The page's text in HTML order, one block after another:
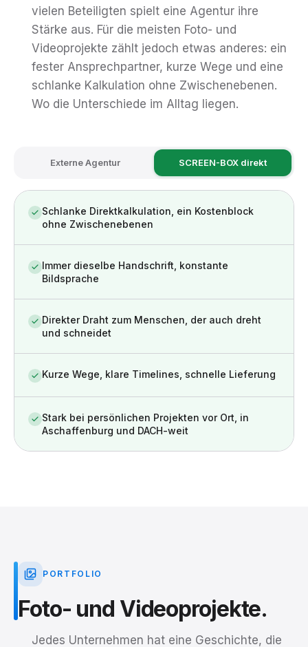
vielen Beteiligten spielt eine Agentur ihre
Stärke aus. Für die meisten Foto- und
Videoprojekte zählt jedoch etwas anderes: ein
fester Ansprechpartner, kurze Wege und eine
schlanke Kalkulation ohne Zwischenebenen.
Wo die Unterschiede im Alltag liegen.
Externe Agentur SCREEN-BOX direkt
Schlanke Direktkalkulation, ein Kostenblock
ohne Zwischenebenen
Immer dieselbe Handschrift, konstante
Bildsprache
Direkter Draht zum Menschen, der auch dreht
und schneidet
Kurze Wege, klare Timelines, schnelle Lieferung
Stark bei persönlichen Projekten vor Ort, in
Aschaffenburg und DACH-weit
PORTFOLIO
Foto- und Videoprojekte.
Jedes Unternehmen hat eine Geschichte, die